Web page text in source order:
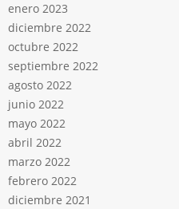
enero 2023
diciembre 2022
octubre 2022
septiembre 2022
agosto 2022
junio 2022
mayo 2022
abril 2022
marzo 2022
febrero 2022
diciembre 2021